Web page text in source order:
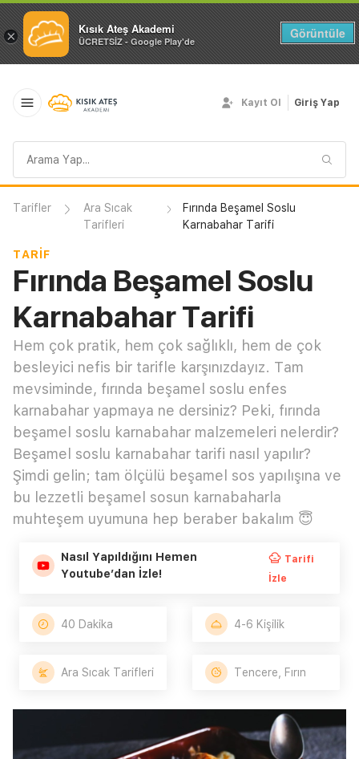
× Kısık Ateş Akademi
ÜCRETSİZ - Google Play'de
Görüntüle
sorgusu
Kayıt Ol Giriş Yap
Tarifler
Ara Sıcak
Tarifleri
Fırında Beşamel Soslu
Karnabahar Tarifi
TARIF
Fırında Beşamel Soslu
Karnabahar Tarifi
Hem çok pratik, hem çok sağlıklı, hem de çok
besleyici nefis bir tarifle karşınızdayız. Tam
mevsiminde, fırında beşamel soslu enfes
karnabahar yapmaya ne dersiniz? Peki, fırında
beşamel soslu karnabahar malzemeleri nelerdir?
Beşamel soslu karnabahar tarifi nasıl yapılır?
Şimdi gelin; tam ölçülü beşamel sos yapılışına ve
bu lezzetli beşamel sosun karnabaharla
muhteşem uyumuna hep beraber bakalım 😇
Nasıl Yapıldığını Hemen
Youtube’dan İzle!
Tarifi
İzle
40 Dakika 4-6 Kişilik
Ara Sıcak Tarifleri Tencere, Fırın